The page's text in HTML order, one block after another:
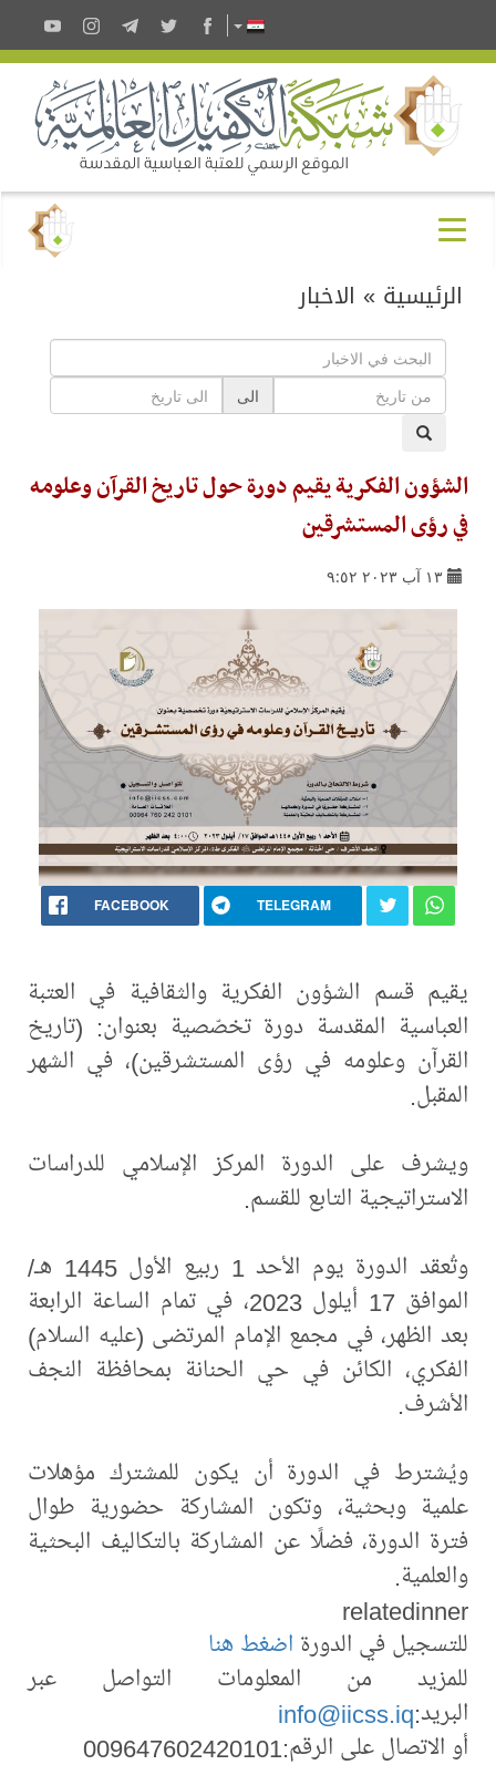
الرئيسية » الاخبار
الى
الشؤون الفكرية يقيم دورة حول تاريخ القرآن وعلومه
في رؤى المستشرقين
١٣ آب ٢٠٢٣ ٩:٥٢
FACEBOOK TELEGRAM
يقيم قسم الشؤون الفكرية والثقافية في العتبة
العباسية المقدسة دورة تخصّصية بعنوان: (تاريخ
القرآن وعلومه في رؤى المستشرقين)، في الشهر
المقبل.
ويشرف على الدورة المركز الإسلامي للدراسات
الاستراتيجية التابع للقسم.
وتُعقد الدورة يوم الأحد 1 ربيع الأول 1445 هـ/
الموافق 17 أيلول 2023، في تمام الساعة الرابعة
بعد الظهر، في مجمع الإمام المرتضى (عليه السلام)
الفكري، الكائن في حي الحنانة بمحافظة النجف
الأشرف.
ويُشترط في الدورة أن يكون للمشترك مؤهلات
علمية وبحثية، وتكون المشاركة حضورية طوال
فترة الدورة، فضلًا عن المشاركة بالتكاليف البحثية
والعلمية.
relatedinner
للتسجيل في الدورة اضغط هنا
للمزيد من المعلومات التواصل عبر
البريد:info@iicss.iq
أو الاتصال على الرقم:009647602420101